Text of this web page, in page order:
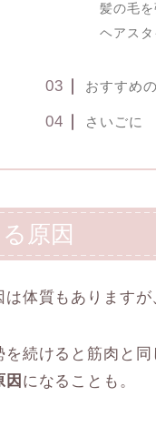
髪の毛
ヘアス
おすすめ
さいごに
原因
体質もありますが
続けると筋肉と
因 になることも。